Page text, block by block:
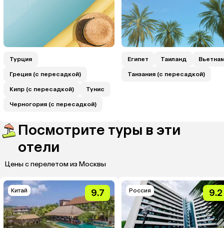
Турция
Греция (с пересадкой)
Кипр (с пересадкой) Тунис
Черногория (с пересадкой)
Египет Таиланд
Танзания (с пересадкой)
Посмотрите туры в эти
отели
Цены с перелетом из Москвы
Китай 9.7 Россия 9.2